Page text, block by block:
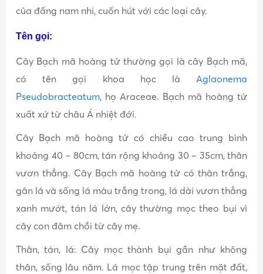
của đấng nam nhi, cuốn hút với các loại cây.
Tên gọi:
Cây Bạch mã hoàng tử thường gọi là cây Bạch mã,
có tên gọi khoa học là Aglaonema
Pseudobracteatum, họ Araceae. Bạch mã hoàng tử
xuất xứ từ châu Á nhiệt đới.
Cây Bạch mã hoàng tử có chiều cao trung bình
khoảng 40 – 80cm, tán rộng khoảng 30 – 35cm, thân
vươn thẳng. Cây Bạch mã hoàng tử có thân trắng,
gân lá và sống lá màu trắng trong, lá dài vươn thẳng
xanh mướt, tán lá lớn, cây thường mọc theo bụi vì
cây con đâm chồi từ cây mẹ.
Thân, tán, lá: Cây mọc thành bụi gần như không
thân, sống lâu năm. Lá mọc tập trung trên mặt đất,